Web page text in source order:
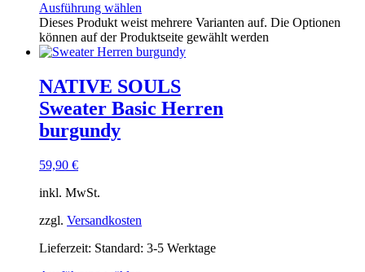
Ausführung wählen
Dieses Produkt weist mehrere Varianten auf. Die Optionen
können auf der Produktseite gewählt werden
NATIVE SOULS
Sweater Basic Herren
burgundy
59,90 €
inkl. MwSt.
zzgl. Versandkosten
Lieferzeit: Standard: 3-5 Werktage